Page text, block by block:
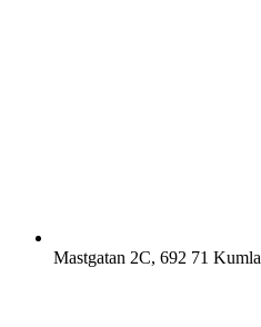
Mastgatan 2C, 692 71 Kumla